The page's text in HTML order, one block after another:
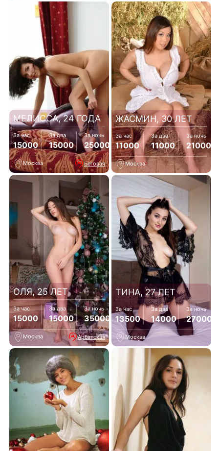
МЕЛИССА, 24 ГОДА
За час
15000
За два
15000
За ночь
25000
Москва Беговая
ЖАСМИН, 30 ЛЕТ
За час
11000
За два
11000
За ночь
21000
Москва
ОЛЯ, 25 ЛЕТ
За час
15000
За два
15000
За ночь
35000
Москва Арбатская
ТИНА, 27 ЛЕТ
За час
13500
За два
14000
За ночь
27000
Москва